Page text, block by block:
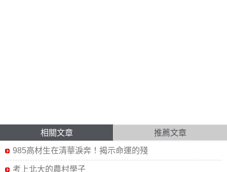
相關文章 推薦文章
985高材生在清華淚奔！揭示命運的殘
考上北大的農村學子